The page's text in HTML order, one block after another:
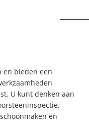
en bieden een
U kunt denken aan
en